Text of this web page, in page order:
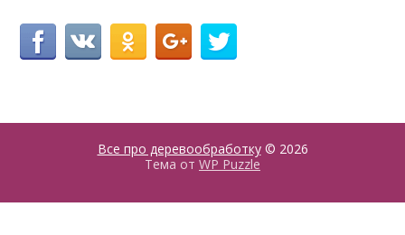
Все про деревообработку© 2026
Тема от WP Puzzle